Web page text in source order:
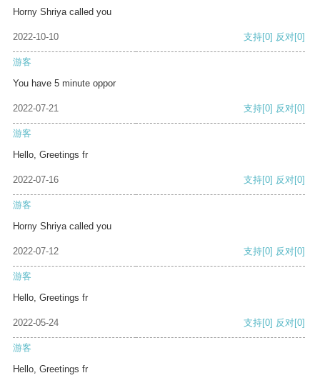
Horny Shriya called you
2022-10-10 支持[0] 反对[0]
游客
You have 5 minute oppor
2022-07-21 支持[0] 反对[0]
游客
Hello, Greetings fr
2022-07-16 支持[0] 反对[0]
游客
Horny Shriya called you
2022-07-12 支持[0] 反对[0]
游客
Hello, Greetings fr
2022-05-24 支持[0] 反对[0]
游客
Hello, Greetings fr